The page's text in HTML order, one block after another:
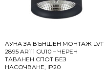
ЛУНА ЗА ВЪНШЕН МОНТАЖ LVT
2895 AR111 GU10 – ЧЕРЕН
ТАВАНЕН СПОТ БЕЗ
НАСОЧВАНЕ, IP20